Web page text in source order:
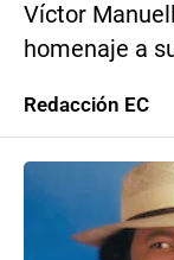
Víctor
homenaje a
Redacción EC